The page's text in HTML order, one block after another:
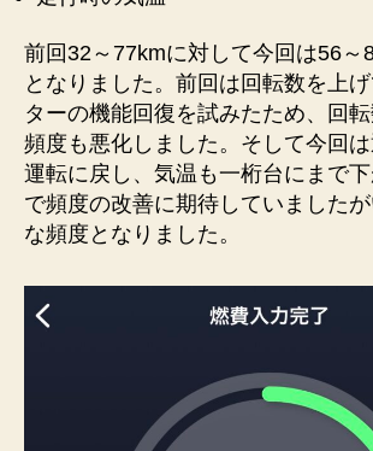
前回32～77kmに対して今回は56～
となりました。前回は回転数を上
ターの機能回復を試みたため、回
頻度も悪化しました。そして今回
運転に戻し、気温も一桁台にまで
で頻度の改善に期待していました
な頻度となりました。